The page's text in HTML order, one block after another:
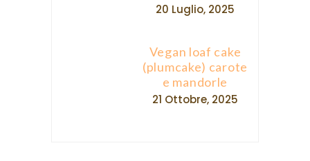
20 Luglio, 2025
Vegan loaf cake
(plumcake) carote
e mandorle
21 Ottobre, 2025